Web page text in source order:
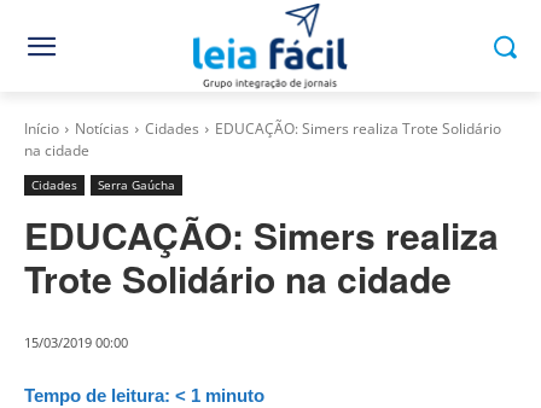
Início Notícias Cidades
EDUCAÇÃO: Simers realiza Trote Solidário
na cidade
Cidades Serra Gaúcha
EDUCAÇÃO: Simers realiza
Trote Solidário na cidade
15/03/2019 00:00
Tempo de leitura: < 1 minuto